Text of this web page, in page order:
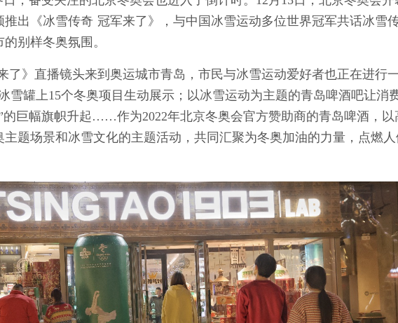
出《冰雪传奇 冠军来了》，与中国冰雪运动多位世界冠军共话冰雪
别样冬奥氛围。
》直播镜头来到奥运城市青岛，市民与冰雪运动爱好者也正在进行
雪罐上15个冬奥项目生动展示；以冰雪运动为主题的青岛啤酒吧让消
的巨幅旗帜升起……作为2022年北京冬奥会官方赞助商的青岛啤酒，以
题场景和冰雪文化的主题活动，共同汇聚为冬奥加油的力量，点燃